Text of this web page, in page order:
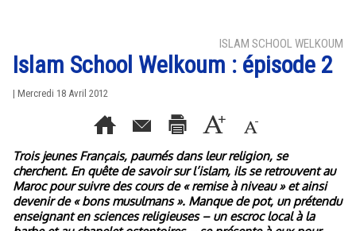
ISLAM SCHOOL WELKOUM
Islam School Welkoum : épisode 2
| Mercredi 18 Avril 2012
Trois jeunes Français, paumés dans leur religion, se
cherchent. En quête de savoir sur l’islam, ils se retrouvent au
Maroc pour suivre des cours de « remise à niveau » et ainsi
devenir de « bons musulmans ». Manque de pot, un prétendu
enseignant en sciences religieuses – un escroc local à la